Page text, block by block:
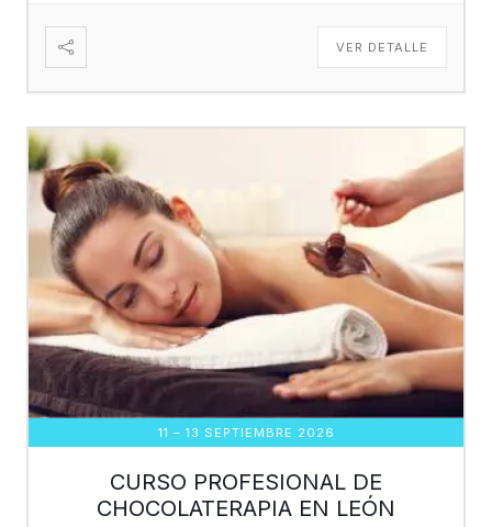
VER DETALLE
11 – 13 SEPTIEMBRE 2026
CURSO PROFESIONAL DE
CHOCOLATERAPIA EN LEÓN